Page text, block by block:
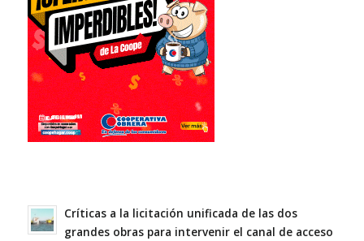
Críticas a la licitación unificada de las dos
grandes obras para intervenir el canal de acceso